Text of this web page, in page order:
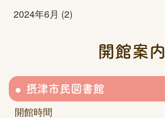
2024年6月 (2)
開館案内
摂津市民図書館
開館時間